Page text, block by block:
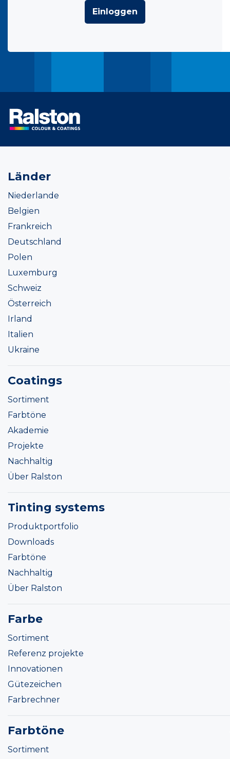
Einloggen
Länder
Niederlande
Belgien
Frankreich
Deutschland
Polen
Luxemburg
Schweiz
Österreich
Irland
Italien
Ukraine
Coatings
Sortiment
Farbtöne
Akademie
Projekte
Nachhaltig
Über Ralston
Tinting systems
Produktportfolio
Downloads
Farbtöne
Nachhaltig
Über Ralston
Farbe
Sortiment
Referenz projekte
Innovationen
Gütezeichen
Farbrechner
Farbtöne
Sortiment